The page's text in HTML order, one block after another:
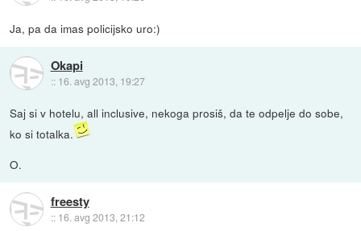
Ja, pa da imas policijsko uro:)
Okapi
:: 16. avg 2013, 19:27
Saj si v hotelu, all inclusive, nekoga prosiš, da te odpelje do sobe,
ko si totalka.
O.
freesty
:: 16. avg 2013, 21:12